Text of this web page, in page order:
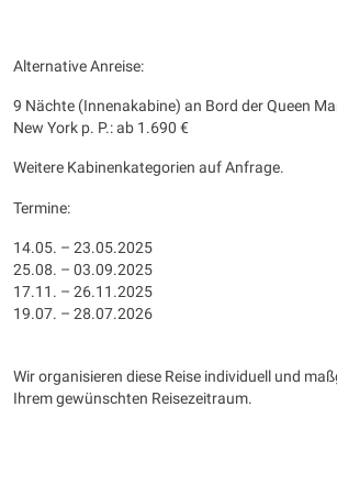
Alternative Anreise:
9 Nächte (Innenakabine) an Bord der Queen
New York p. P.: ab 1.690 €
Weitere Kabinenkategorien auf Anfrage.
Termine:
14.05. – 23.05.2025
25.08. – 03.09.2025
17.11. – 26.11.2025
19.07. – 28.07.2026
Wir organisieren diese Reise individuell und
Ihrem gewünschten Reisezeitraum.